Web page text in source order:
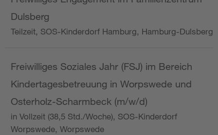
Dulsberg
Teilzeit, SOS-Kinderdorf Hamburg, Hamburg-Dulsberg
Freiwilliges Soziales Jahr (FSJ) im Bereich
Kindertagesbetreuung in Worpswede und
Osterholz-Scharmbeck (m/w/d)
in Vollzeit (38,5 Std./Woche), SOS-Kinderdorf
Worpswede, Worpswede